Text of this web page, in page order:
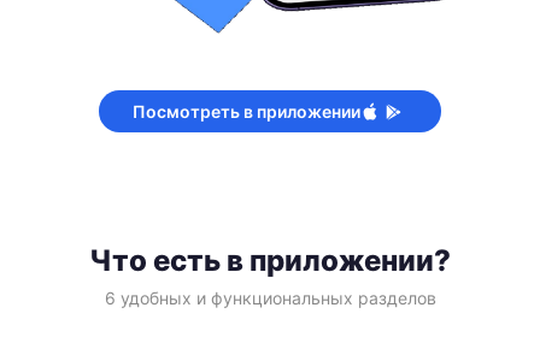
Посмотреть в приложении
Что есть в приложении?
6 удобных и функциональных разделов